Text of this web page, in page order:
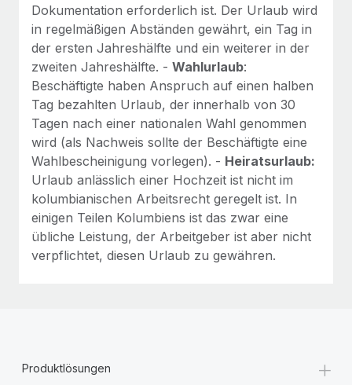
Dokumentation erforderlich ist. Der Urlaub wird
in regelmäßigen Abständen gewährt, ein Tag in
der ersten Jahreshälfte und ein weiterer in der
zweiten Jahreshälfte. - Wahlurlaub:
Beschäftigte haben Anspruch auf einen halben
Tag bezahlten Urlaub, der innerhalb von 30
Tagen nach einer nationalen Wahl genommen
wird (als Nachweis sollte der Beschäftigte eine
Wahlbescheinigung vorlegen). - Heiratsurlaub:
Urlaub anlässlich einer Hochzeit ist nicht im
kolumbianischen Arbeitsrecht geregelt ist. In
einigen Teilen Kolumbiens ist das zwar eine
übliche Leistung, der Arbeitgeber ist aber nicht
verpflichtet, diesen Urlaub zu gewähren.
Produktlösungen +